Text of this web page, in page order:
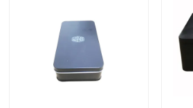
Visite de l'usine